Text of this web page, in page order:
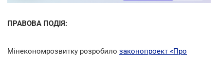
ПРАВОВА ПОДІЯ:
Мінекономрозвитку розробило законопроект «Про